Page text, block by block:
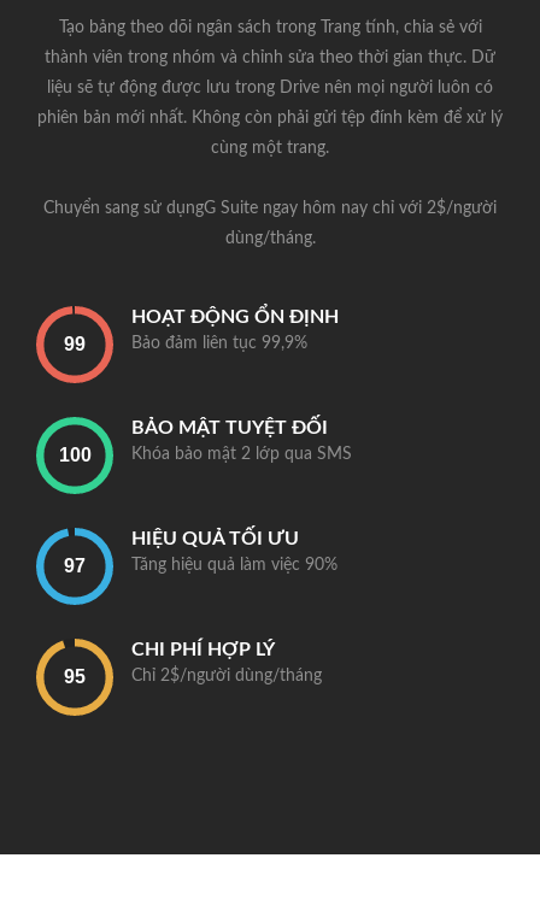
Tạo bảng theo dõi ngân sách trong Trang tính, chia sẻ với
thành viên trong nhóm và chỉnh sửa theo thời gian thực. Dữ
liệu sẽ tự động được lưu trong Drive nên mọi người luôn có
phiên bản mới nhất. Không còn phải gửi tệp đính kèm để xử lý
cùng một trang.
Chuyển sang sử dụngG Suite ngay hôm nay chỉ với 2$/người
dùng/tháng.
HOẠT ĐỘNG ỔN ĐỊNH
Bảo đảm liên tục 99,9%
BẢO MẬT TUYỆT ĐỐI
Khóa bảo mật 2 lớp qua SMS
HIỆU QUẢ TỐI ƯU
Tăng hiệu quả làm việc 90%
CHI PHÍ HỢP LÝ
Chỉ 2$/người dùng/tháng